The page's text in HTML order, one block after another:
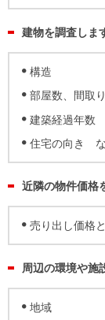
購入向け
サービス
住まいと
暮らしの
税金の本
（電子ブ
ック）
住まいと
暮らしの
税金の本
（電子ブ
ック）
建物を調査しま
構造
部屋数、間取り
建築経過年数
住宅の向き
近隣の物件価格
売り出し価格
周辺の環境や施
地域